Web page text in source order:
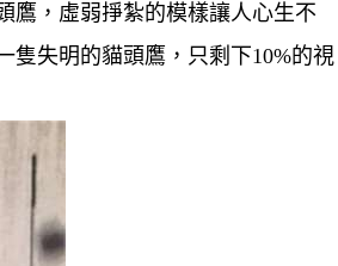
鷹，虛弱掙紮的模樣讓人心生不
隻失明的貓頭鷹，只剩下10%的視